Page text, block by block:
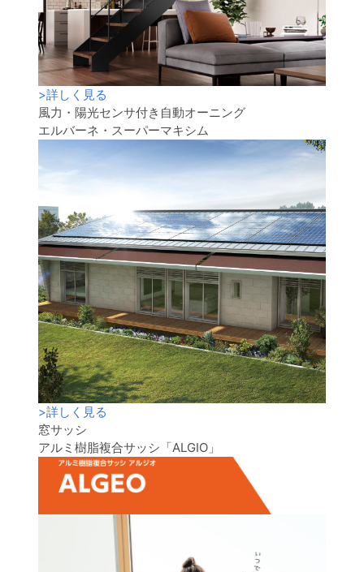
>詳しく見る
風力・陽光センサ付き自動オーニング
エルバーネ・スーパーマキシム
>詳しく見る
窓サッシ
アルミ樹脂複合サッシ「ALGIO」